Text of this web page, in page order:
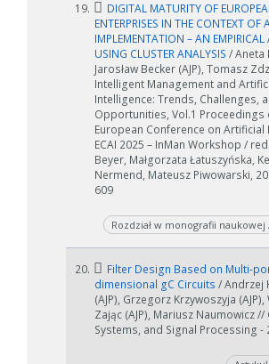
19.
DIGITAL MATURITY OF
ENTERPRISES IN THE CONTEXT OF
IMPLEMENTATION – AN EMPIRICAL
USING CLUSTER ANALYSIS / Aneta
Jarosław Becker (AJP), Tomasz
Intelligent Management and
Intelligence: Trends, Challenges,
Opportunities, Vol.1 Proceedings
European Conference on Artificial
ECAI 2025 – InMan Workshop /
Beyer, Małgorzata Łatuszyńska,
Nermend, Mateusz Piwowarski,
609
Rozdział w monografii
20.
Filter Design Based on Multi-
dimensional gC Circuits / Andrzej
(AJP), Grzegorz Krzywoszyja
Zając (AJP), Mariusz Naumowicz //
Systems, and Signal Processing -